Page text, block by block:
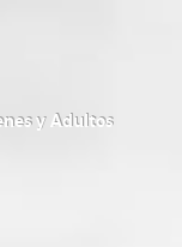
y Adultos